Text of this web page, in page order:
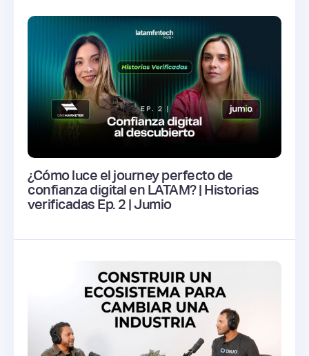
¿Cómo luce el journey perfecto de
confianza digital en LATAM? | Historias
verificadas Ep. 2 | Jumio